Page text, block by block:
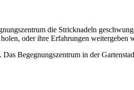
die Stricknadeln
oder ihre Erfahrungen
Begegnungszentrum in der